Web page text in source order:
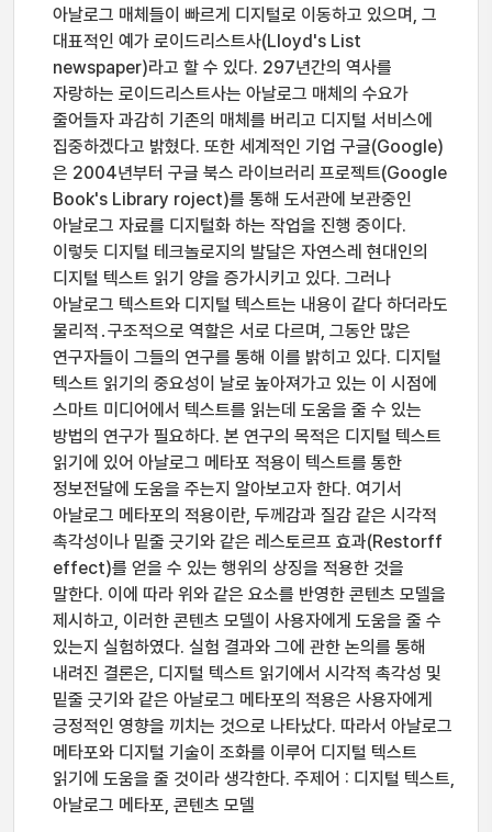
아날로그 매체들이 빠르게 디지털로 이동하고 있으며, 그
대표적인 예가 로이드리스트사(Lloyd's List
newspaper)라고 할 수 있다. 297년간의 역사를
자랑하는 로이드리스트사는 아날로그 매체의 수요가
줄어들자 과감히 기존의 매체를 버리고 디지털 서비스에
집중하겠다고 밝혔다. 또한 세계적인 기업 구글(Google)
은 2004년부터 구글 북스 라이브러리 프로젝트(Google
Book's Library roject)를 통해 도서관에 보관중인
아날로그 자료를 디지털화 하는 작업을 진행 중이다.
이렇듯 디지털 테크놀로지의 발달은 자연스레 현대인의
디지털 텍스트 읽기 양을 증가시키고 있다. 그러나
아날로그 텍스트와 디지털 텍스트는 내용이 같다 하더라도
물리적․구조적으로 역할은 서로 다르며, 그동안 많은
연구자들이 그들의 연구를 통해 이를 밝히고 있다. 디지털
텍스트 읽기의 중요성이 날로 높아져가고 있는 이 시점에
스마트 미디어에서 텍스트를 읽는데 도움을 줄 수 있는
방법의 연구가 필요하다. 본 연구의 목적은 디지털 텍스트
읽기에 있어 아날로그 메타포 적용이 텍스트를 통한
정보전달에 도움을 주는지 알아보고자 한다. 여기서
아날로그 메타포의 적용이란, 두께감과 질감 같은 시각적
촉각성이나 밑줄 긋기와 같은 레스토르프 효과(Restorff
effect)를 얻을 수 있는 행위의 상징을 적용한 것을
말한다. 이에 따라 위와 같은 요소를 반영한 콘텐츠 모델을
제시하고, 이러한 콘텐츠 모델이 사용자에게 도움을 줄 수
있는지 실험하였다. 실험 결과와 그에 관한 논의를 통해
내려진 결론은, 디지털 텍스트 읽기에서 시각적 촉각성 및
밑줄 긋기와 같은 아날로그 메타포의 적용은 사용자에게
긍정적인 영향을 끼치는 것으로 나타났다. 따라서 아날로그
메타포와 디지털 기술이 조화를 이루어 디지털 텍스트
읽기에 도움을 줄 것이라 생각한다. 주제어 : 디지털 텍스트,
아날로그 메타포, 콘텐츠 모델